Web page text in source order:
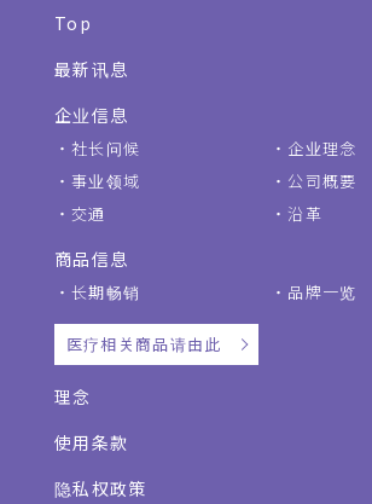
Top
最新讯息
企业信息
社长问候
企业理念
事业领域
公司概要
交通
沿革
商品信息
长期畅销 品牌一览
医疗相关商品请由此
理念
使用条款
隐私权政策